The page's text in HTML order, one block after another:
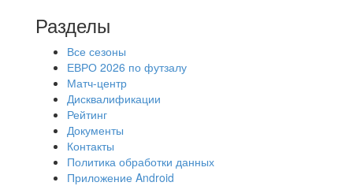
Разделы
Все сезоны
ЕВРО 2026 по футзалу
Матч-центр
Дисквалификации
Рейтинг
Документы
Контакты
Политика обработки данных
Приложение Android